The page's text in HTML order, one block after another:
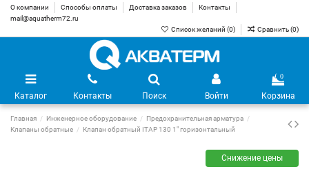
О компании Способы оплаты Доставка заказов
Контакты
mail@aquatherm72.ru
Список желаний (0) Сравнить (0)
Каталог Контакты Поиск Войти
0
Корзина
Главная Инженерное оборудование
Предохранительная арматура
Клапаны обратные
Клапан обратный ITAP 130 1" горизонтальный
Снижение цены